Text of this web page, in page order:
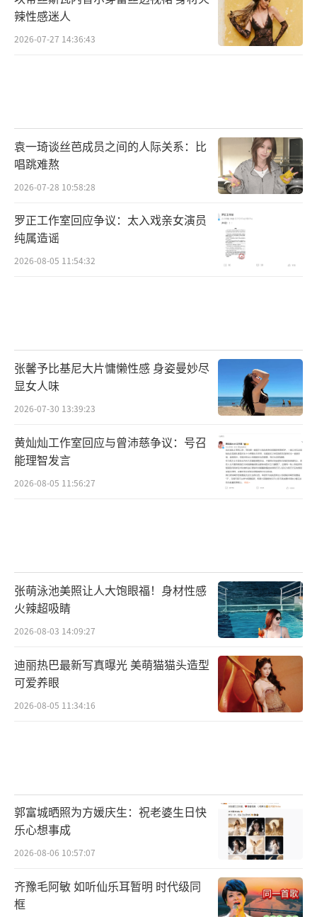
副统领机缘巧合被裹挟进这巨大阴谋之中。谜
案重重，悬念迭起，而今日发布的全阵容海报
电影《满江红》由北京欢喜首映文化有限
公司、欢喜传媒集团有限公司、艺榭（青岛）
影业有限公司、北京欢十喜文化传媒有限公
司、北京黎枫文化发展有限公司、天津猫眼微
影文化传媒有限公司、北京光线影业有限公
司、中国电影股份有限公司、北京开心麻花影
023年大年初一上映，敬请期待。（责任编辑：郭一
楠 CK001）
辣性感迷人
2026-07-27 14:36:43
袁一琦谈丝芭成员之间的人际关系：比
唱跳难熬
2026-07-28 10:58:28
罗正工作室回应争议：太入戏亲女演员
纯属造谣
2026-08-05 11:54:32
张馨予比基尼大片慵懒性感 身姿曼妙尽
显女人味
2026-07-30 13:39:23
黄灿灿工作室回应与曾沛慈争议：号召
能理智发言
2026-08-05 11:56:27
张萌泳池美照让人大饱眼福！身材性感
火辣超吸睛
2026-08-03 14:09:27
迪丽热巴最新写真曝光 美萌猫猫头造型
可爱养眼
2026-08-05 11:34:16
郭富城晒照为方媛庆生：祝老婆生日快
乐心想事成
2026-08-06 10:57:07
齐豫毛阿敏 如听仙乐耳暂明 时代级同
框